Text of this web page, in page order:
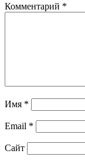
Комментарий *
Имя *
Email *
Сайт